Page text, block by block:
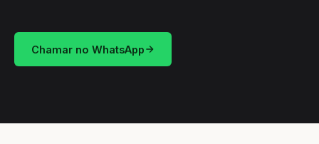
Chamar no WhatsApp